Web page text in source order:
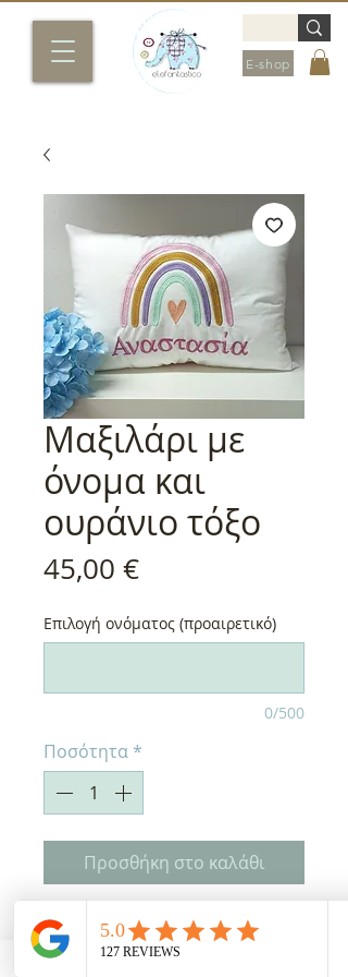
E-shop
Μαξιλάρι με
όνομα και
ουράνιο τόξο
45,00 €Τιμή
Επιλογή ονόματος (προαιρετικό)
0/500
Ποσότητα*
Προσθήκη στο καλάθι
Μεγάλο μαξιλάρι 30 χ 45